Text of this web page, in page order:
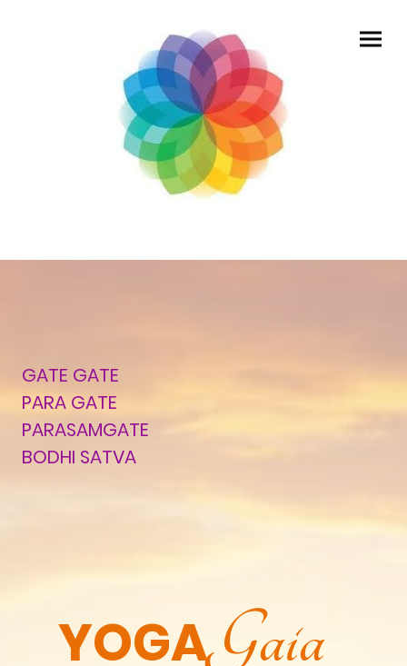
GATE GATE
PARA GATE
PARASAMGATE
BODHI SATVA
YOGAGaia